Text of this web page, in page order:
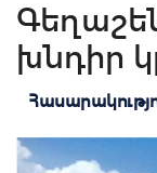
խնդիր